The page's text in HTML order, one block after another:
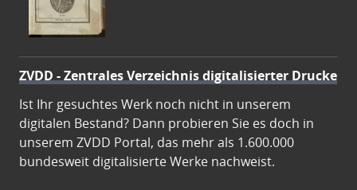
ZVDD - Zentrales Verzeichnis digitalisierter Drucke
Ist Ihr gesuchtes Werk noch nicht in unserem
digitalen Bestand? Dann probieren Sie es doch in
unserem ZVDD Portal, das mehr als 1.600.000
bundesweit digitalisierte Werke nachweist.